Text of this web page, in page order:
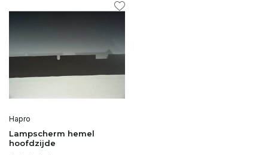
Hapro
Lampscherm hemel
hoofdzijde